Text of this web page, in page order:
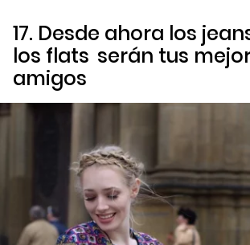
17. Desde ahora los
los flats serán tus
amigos